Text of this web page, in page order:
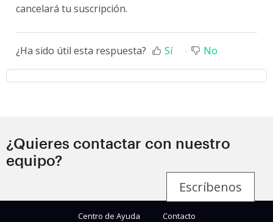
cancelará tu suscripción.
¿Ha sido útil esta respuesta? Sí No
¿Quieres contactar con nuestro
equipo?
Escríbenos
Centro de Ayuda Contacto